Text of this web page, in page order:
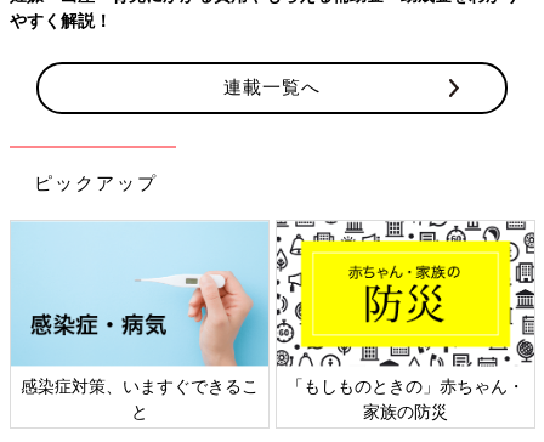
連載一覧へ
ピックアップ
日本外来小児科学会リーフレッ
ト検討会
六星占術 細木かおりさんの人生
相談